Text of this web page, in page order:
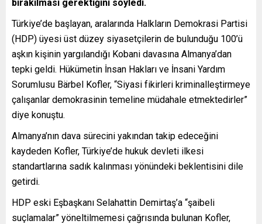
bırakılması gerektiğini söyledi.
Türkiye’de başlayan, aralarında Halkların Demokrasi Partisi
(HDP) üyesi üst düzey siyasetçilerin de bulunduğu 100’ü
aşkın kişinin yargılandığı Kobani davasına Almanya’dan
tepki geldi. Hükümetin İnsan Hakları ve İnsani Yardım
Sorumlusu Bärbel Kofler, “Siyasi fikirleri kriminalleştirmeye
çalışanlar demokrasinin temeline müdahale etmektedirler”
diye konuştu.
Almanya’nın dava sürecini yakından takip edeceğini
kaydeden Kofler, Türkiye’de hukuk devleti ilkesi
standartlarına sadık kalınması yönündeki beklentisini dile
getirdi.
HDP eski Eşbaşkanı Selahattin Demirtaş’a “şaibeli
suçlamalar” yöneltilmemesi çağrısında bulunan Kofler,